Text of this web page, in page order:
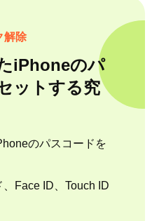
解除
iPhoneのパ
ットする究
のパスコードを
Face ID、Touch ID